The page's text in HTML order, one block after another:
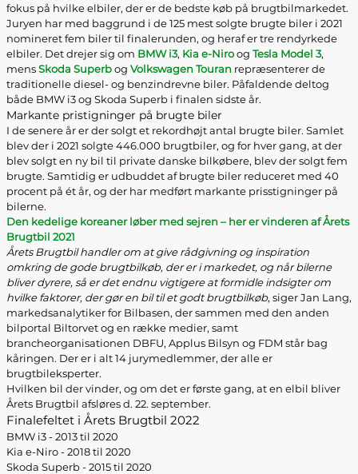
fokus på hvilke elbiler, der er de bedste køb på brugtbilmarkedet.
Juryen har med baggrund i de 125 mest solgte brugte biler i 2021
nomineret fem biler til finalerunden, og heraf er tre rendyrkede
elbiler. Det drejer sig om BMW i3, Kia e-Niroog Tesla Model 3,
mensSkoda Superbog Volkswagen Touran repræsenterer de
traditionelle diesel- og benzindrevne biler. Påfaldende deltog
både BMW i3 og Skoda Superb i finalen sidste år.
Markante pristigninger på brugte biler
I de senere år er der solgt et rekordhøjt antal brugte biler. Samlet
blev der i 2021 solgte 446.000 brugtbiler, og for hver gang, at der
blev solgt en ny bil til private danske bilkøbere, blev der solgt fem
brugte. Samtidig er udbuddet af brugte biler reduceret med 40
procent på ét år, og der har medført markante prisstigninger på
bilerne.
Den kedelige koreaner løber med sejren – her er vinderen af Årets
Brugtbil 2021
Årets Brugtbil handler om at give rådgivning og inspiration
omkring de gode brugtbilkøb, der er i markedet, og når bilerne
bliver dyrere, så er det endnu vigtigere at formidle indsigter om
hvilke faktorer, der gør en bil til et godt brugtbilkøb, siger Jan Lang,
markedsanalytiker for Bilbasen, der sammen med den anden
bilportal Biltorvet og en række medier, samt
brancheorganisationen DBFU, Applus Bilsyn og FDM står bag
kåringen. Der er i alt 14 jurymedlemmer, der alle er
brugtbileksperter.
Hvilken bil der vinder, og om det er første gang, at en elbil bliver
Årets Brugtbil afsløres d. 22. september.
Finalefeltet i Årets Brugtbil 2022
BMW i3 - 2013 til 2020
Kia e-Niro - 2018 til 2020
Skoda Superb - 2015 til 2020